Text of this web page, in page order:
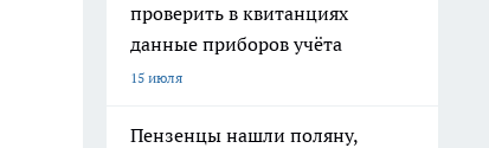
проверить в квитанциях
данные приборов учёта
15 июля
Пензенцы нашли поляну,